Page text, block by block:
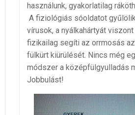
használunk, gyakorlatilag
A fiziológiás sóoldatot
vírusok, a nyálkahártyát
fizikailag segíti az orrmosás
fülkürt kiürülését. Nincs még
módszer a középfülgyulladás
Jobbulást!